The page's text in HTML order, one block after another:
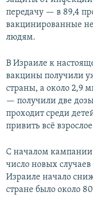
передачу — в 89,4
вакцинированные
людям.
В Израиле к
вакцины получили
страны, а около 2,9
— получили две
проходит среди
привить всё
С началом
число новых
Израиле начало
стране было около